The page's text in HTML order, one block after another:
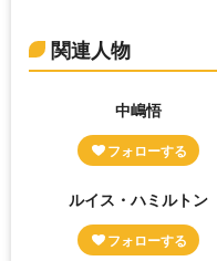
関連人物
中嶋悟
ルイス・ハミルトン